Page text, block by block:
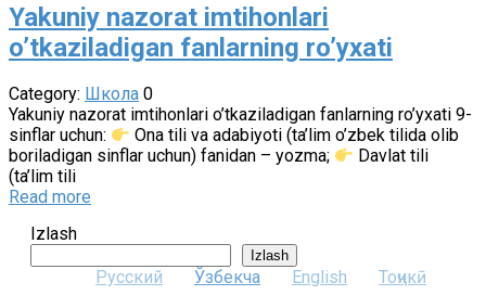
Yakuniy nazorat imtihonlari
o’tkaziladigan fanlarning ro’yxati
Category: Школа 0
Yakuniy nazorat imtihonlari o’tkaziladigan fanlarning ro’yxati 9-
sinflar uchun:
Ona tili va adabiyoti (ta’lim o’zbek tilida olib
boriladigan sinflar uchun) fanidan – yozma;
Davlat tili
(ta’lim tili
Read more
Izlash
Izlash
Русский Ўзбекча English Тоҷикӣ